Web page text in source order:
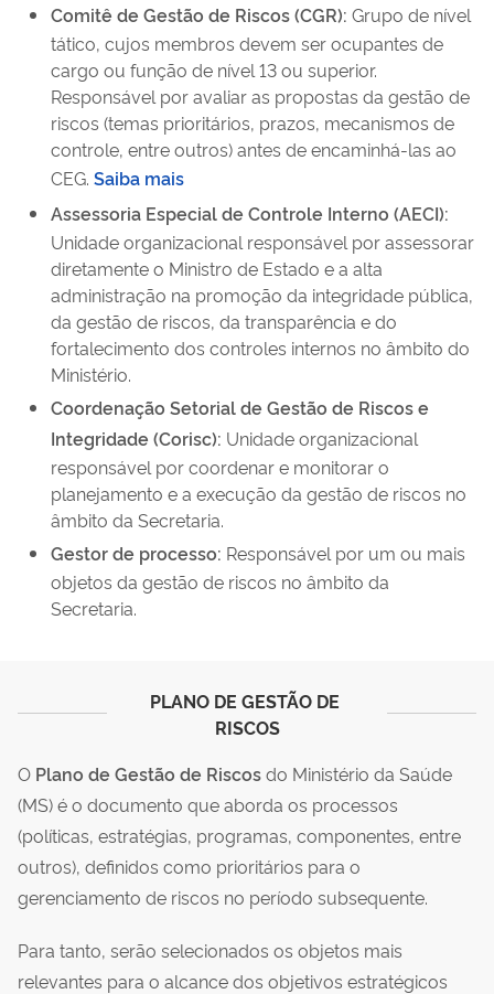
Comitê de Gestão de Riscos (CGR): Grupo de nível
tático, cujos membros devem ser ocupantes de
cargo ou função de nível 13 ou superior.
Responsável por avaliar as propostas da gestão de
riscos (temas prioritários, prazos, mecanismos de
controle, entre outros) antes de encaminhá-las ao
CEG. Saiba mais
Assessoria Especial de Controle Interno (AECI):
Unidade organizacional responsável por assessorar
diretamente o Ministro de Estado e a alta
administração na promoção da integridade pública,
da gestão de riscos, da transparência e do
fortalecimento dos controles internos no âmbito do
Ministério.
Coordenação Setorial de Gestão de Riscos e
Integridade (Corisc): Unidade organizacional
responsável por coordenar e monitorar o
planejamento e a execução da gestão de riscos no
âmbito da Secretaria.
Gestor de processo: Responsável por um ou mais
objetos da gestão de riscos no âmbito da
Secretaria.
PLANO DE GESTÃO DE
RISCOS
O Plano de Gestão de Riscosdo Ministério da Saúde
(MS) é o documento que aborda os processos
(políticas, estratégias, programas, componentes, entre
outros), definidos como prioritários para o
gerenciamento de riscos no período subsequente.
Para tanto, serão selecionados os objetos mais
relevantes para o alcance dos objetivos estratégicos